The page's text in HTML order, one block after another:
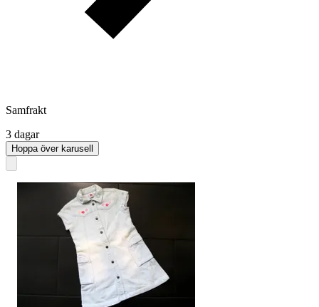
Samfrakt
3 dagar
Hoppa över karusell